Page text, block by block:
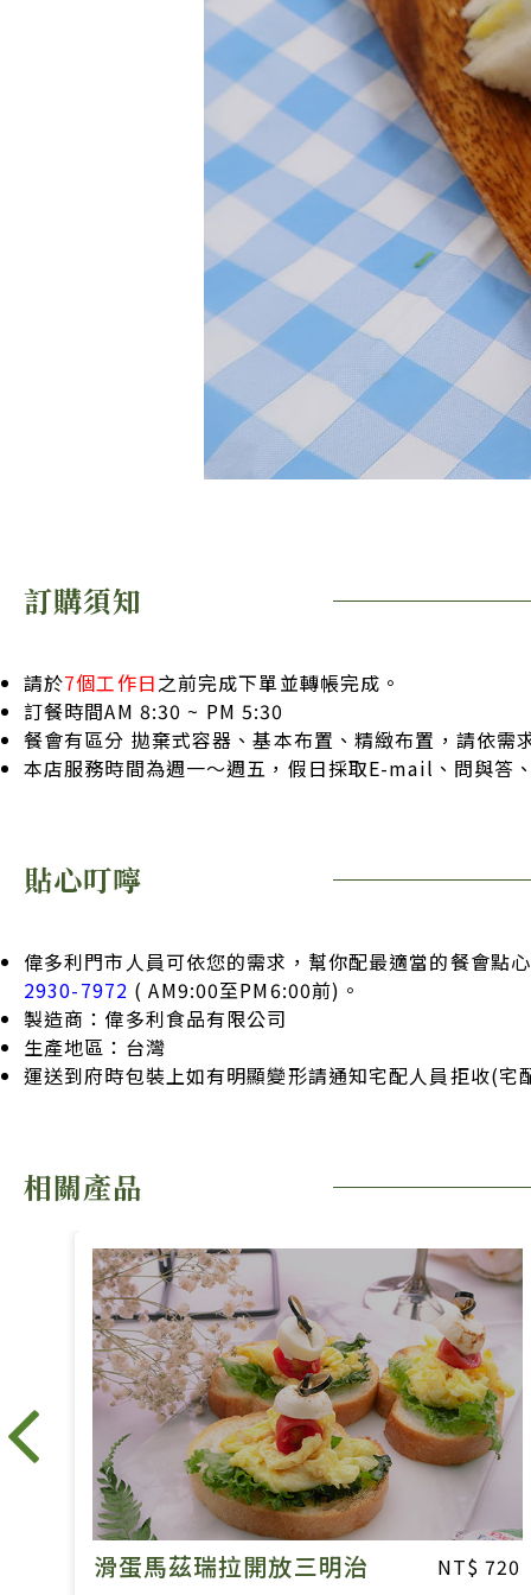
訂購須知
請於7個工作日之前完成下單並轉帳完成。
訂餐時間AM 8:30 ~ PM 5:30
餐會有區分 拋棄式容器、基本布置、精緻布置，請依需
本店服務時間為週一～週五，假日採取E-mail、問與
貼心叮嚀
偉多利門市人員可依您的需求，幫你配最適當的餐會
2930-7972 ( AM9:00至PM6:00前)。
製造商：偉多利食品有限公司
生產地區：台灣
運送到府時包裝上如有明顯變形請通知宅配人員拒收(
相關產品
鮪魚三明治